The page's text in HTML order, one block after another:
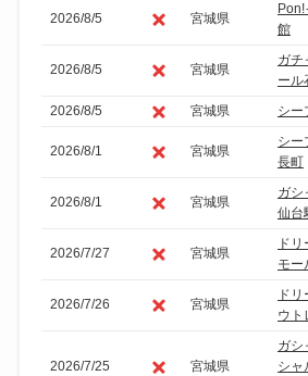
2026/8/5 宮城県
館
2026/8/5 宮城県
ガチ
ール
2026/8/5
宮城県 シー
2026/8/1 宮城県
シー
長町
2026/8/1 宮城県
ガシ
仙台
2026/7/27 宮城県
ド
モー
2026/7/26 宮城県
ド
ウト
2026/7/25 宮城県
ガシ
シャ